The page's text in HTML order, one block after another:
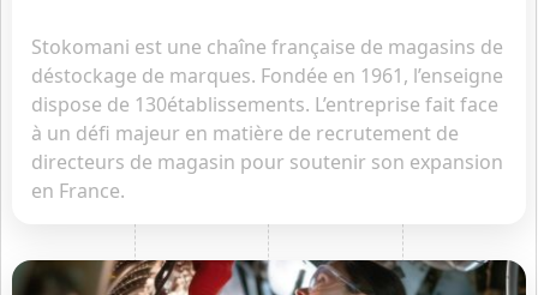
Stokomani est une chaîne française de magasins de
déstockage de marques. Fondée en 1961, l’enseigne
dispose de 130établissements. L’entreprise fait face
à un défi majeur en matière de recrutement de
directeurs de magasin pour soutenir son expansion
en France.